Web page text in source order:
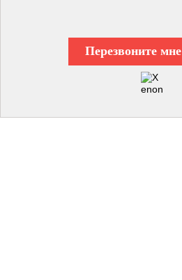
Перезвоните мне